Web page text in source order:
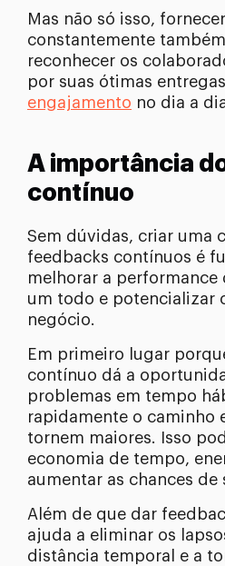
Mas não só isso,
constantemente
reconhecer os
por suas ótimas
engajamento no dia a
A importância
contínuo
Sem dúvidas, criar uma
feedbacks contínuos é
melhorar a performance
um todo e potencializar
negócio.
Em primeiro lugar
contínuo dá a
problemas em tempo
rapidamente o caminho
tornem maiores. Isso
economia de tempo,
aumentar as chances de
Além de que dar
ajuda a eliminar os
distância temporal e a